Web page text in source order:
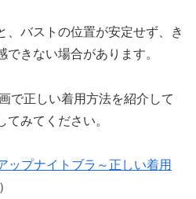
、バストの位置が安定せず、き
きない場合があります。
で正しい着用方法を紹介して
みてください。
ップナイトブラ～正しい着用